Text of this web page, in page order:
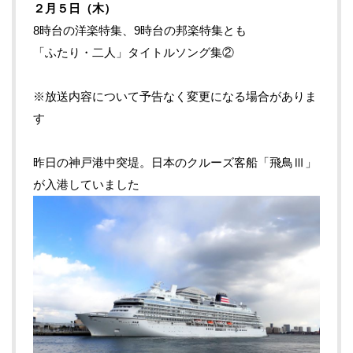
２月５日（木）
8時台の洋楽特集、9時台の邦楽特集とも
「ふたり・二人」タイトルソング集②
※放送内容について予告なく変更になる場合がありま
す
昨日の神戸港中突堤。日本のクルーズ客船「飛鳥Ⅲ」
が入港していました